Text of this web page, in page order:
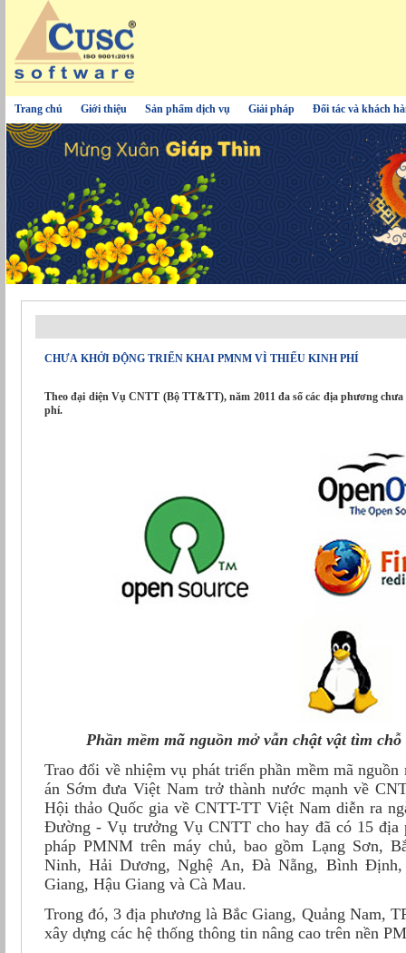
Trang chủ Giới thiệu Sản phẩm dịch vụ Giải pháp Đối tác và khách
CHƯA KHỞI ĐỘNG TRIỂN KHAI PMNM VÌ THIẾU KINH PHÍ
Theo đại diện Vụ CNTT (Bộ TT&TT), năm 2011 đa số các địa phương
phí.
Phần mềm mã nguồn mở vẫn chật vật tìm
Trao đổi về nhiệm vụ phát triển phần mềm mã
án Sớm đưa Việt Nam trở thành nước mạnh về
Hội thảo Quốc gia về CNTT-TT Việt Nam diễn ra
Đường - Vụ trưởng Vụ CNTT cho hay đã có 15 địa
pháp PMNM trên máy chủ, bao gồm Lạng Sơn,
Ninh, Hải Dương, Nghệ An, Đà Nẵng, Bình Định,
Giang, Hậu Giang và Cà Mau.
Trong đó, 3 địa phương là Bắc Giang, Quảng Nam,
xây dựng các hệ thống thông tin nâng cao trên nền